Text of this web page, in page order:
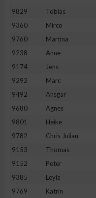
9829
Tobias
9360
Mirco
9760
Martina
9238
Anne
9174
Jens
9292
Marc
9492
Ansgar
9680
Agnes
9801
Heike
9782
Chris Julian
9153
Thomas
9152
Peter
9385
Leyla
9769
Katrin
Verwendung von
Messung der
Messung der
Analyse von
verschiedenen Quellen